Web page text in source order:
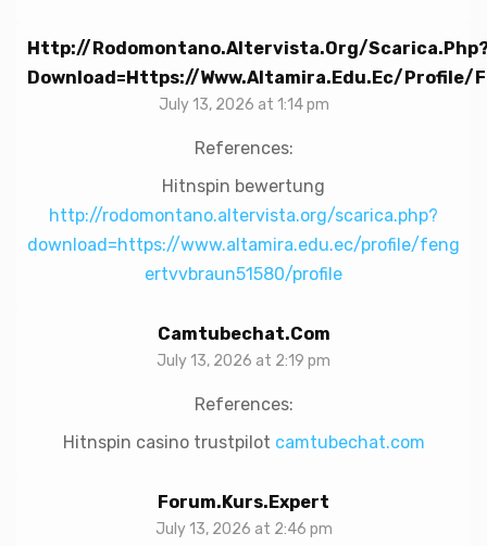
Http://rodomontano.altervista.org/
Download=https://www.altamira.edu.ec/
July 13, 2026 at 1:14 pm
References:
Hitnspin bewertung
http://rodomontano.altervista.org/scarica.php?
download=https://www.altamira.edu.ec/profile/feng
ertvvbraun51580/profile
Camtubechat.com
July 13, 2026 at 2:19 pm
References:
Hitnspin casino trustpilot camtubechat.com
Forum.kurs.expert
July 13, 2026 at 2:46 pm